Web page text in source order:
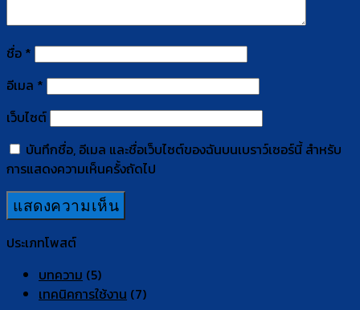
ชื่อ *
อีเมล *
เว็บไซต์
บันทึกชื่อ, อีเมล และชื่อเว็บไซต์ของฉันบนเบราว์เซอร์นี้ สำหรับ
การแสดงความเห็นครั้งถัดไป
ประเภทโพสต์
บทความ (5)
เทคนิคการใช้งาน (7)